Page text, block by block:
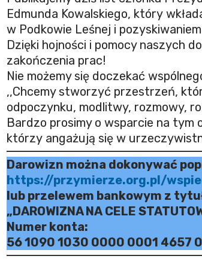
Edmunda Kowalskiego, który
w Podkowie Leśnej i
Dzięki hojności i pomocy naszych
zakończenia prac!
Nie możemy się doczekać
,,Chcemy stworzyć przestrzeń,
odpoczynku, modlitwy, rozmowy,
Bardzo prosimy o wsparcie na
którzy angażują się w
Darowizn można dokonywać
https://przymierze.org.pl/
lub przelewem bankowym z
„DAROWIZNA NA CELE
Numer konta:
56 1090 1030 0000 0001 4657